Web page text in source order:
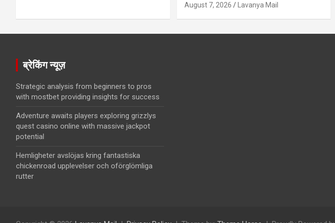
August 7, 2026 Lavanya Mail
ब्रेकिंग न्यूज़
Strategic analysis from beginners to pros
with mostbet providing insights for success
Adventure awaits players exploring grizzlys
quest casino online with massive jackpot
potential
Hemligheter avslöjas kring fantastiska
chickenroad upplevelser och oförglömliga
rutter